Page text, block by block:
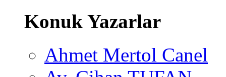
Konuk Yazarlar
Ahmet Mertol Canel